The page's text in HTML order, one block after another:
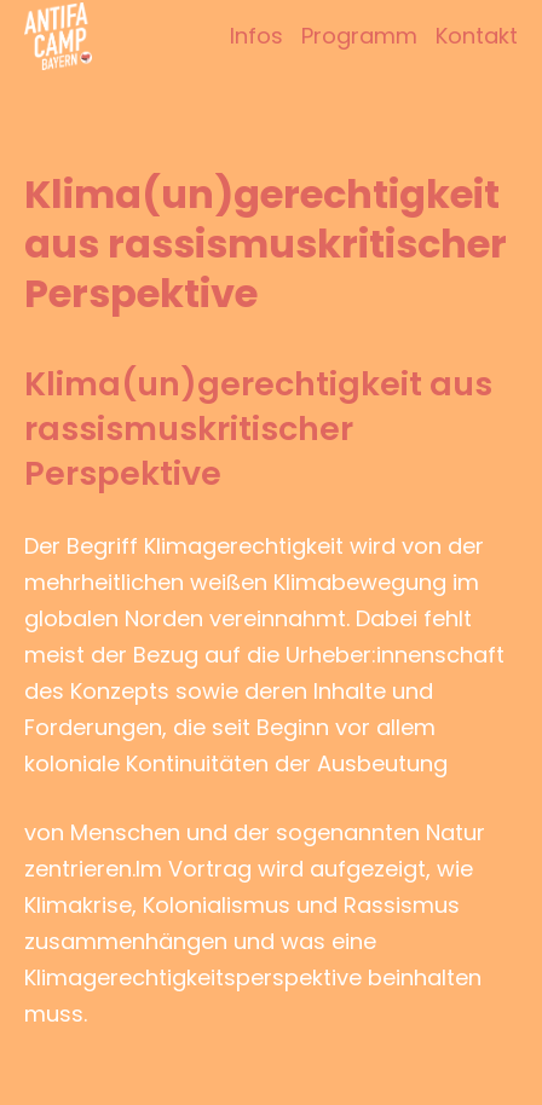
Zum
Inhalt
Infos Programm Kontakt
Klima(un)gerechtigkeit
aus rassismuskritischer
Perspektive
Klima(un)gerechtigkeit aus
rassismuskritischer
Perspektive
Der Begriff Klimagerechtigkeit wird von der
mehrheitlichen weißen Klimabewegung im
globalen Norden vereinnahmt. Dabei fehlt
meist der Bezug auf die Urheber:innenschaft
des Konzepts sowie deren Inhalte und
Forderungen, die seit Beginn vor allem
koloniale Kontinuitäten der Ausbeutung
von Menschen und der sogenannten Natur
zentrieren.Im Vortrag wird aufgezeigt, wie
Klimakrise, Kolonialismus und Rassismus
zusammenhängen und was eine
Klimagerechtigkeitsperspektive beinhalten
muss.